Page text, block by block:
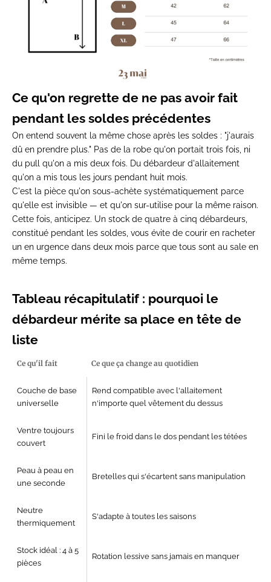
Ce qu'on regrette de ne pas avoir fait
pendant les soldes précédentes
On entend souvent la même chose après les soldes : "j'aurais
dû en prendre plus." Pas de la robe qu'on portait trois fois, ni
du pull qu'on a mis deux fois. Du débardeur d'allaitement
qu'on a mis tous les jours pendant huit mois.
C'est la pièce qu'on sous-achète systématiquement parce
qu'elle est invisible — et qu'on sur-utilise pour la même raison.
Cette fois, anticipez. Un stock de quatre à cinq débardeurs,
constitué pendant les soldes, vous évite de courir en racheter
un en urgence dans deux mois parce que tous sont au sale en
même temps.
Tableau récapitulatif : pourquoi le
débardeur mérite sa place en tête de
liste
Ce qu'il fait Ce que ça change au quotidien
Couche de base
universelle
Rend compatible avec l'allaitement
n'importe quel vêtement du dessus
Ventre toujours
couvert
Fini le froid dans le dos pendant les tétées
Peau à peau en
une seconde
Bretelles qui s'écartent sans manipulation
Neutre
thermiquement
S'adapte à toutes les saisons
Stock idéal : 4 à 5
pièces
Rotation lessive sans jamais en manquer